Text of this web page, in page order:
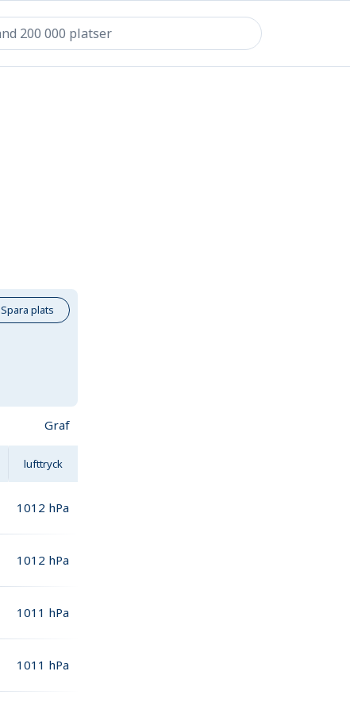
Spara plats
Graf
lufttryck
1012 hPa
1012 hPa
1011 hPa
1011 hPa